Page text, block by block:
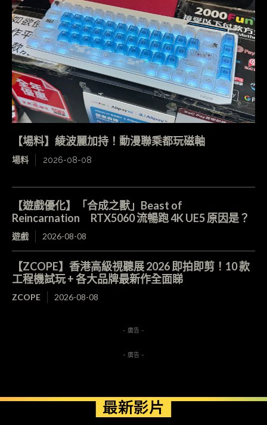
【場料】綾波麗加持！動漫聯乘都玩磁軸
場料 2026-08-08
【遊戲優化】「合成之獸」Beast of
Reincarnation RTX5060 流暢跑 4K UE5 原因是？
遊戲 2026-08-08
【ZCOPE】香港高級視聽展 2026 即拍即剪！10 款
工程機試玩 + 各大品牌最新作全面睇
ZCOPE 2026-08-08
- 廣告 -
- 廣告 -
最新影片